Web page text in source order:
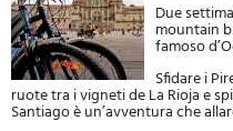
Due
mountain
famoso
Sfidare i
ruote tra i vigneti de La Rioja e
Santiago è un’avventura che